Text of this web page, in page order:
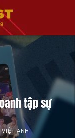
tập sự
VIỆT ANH